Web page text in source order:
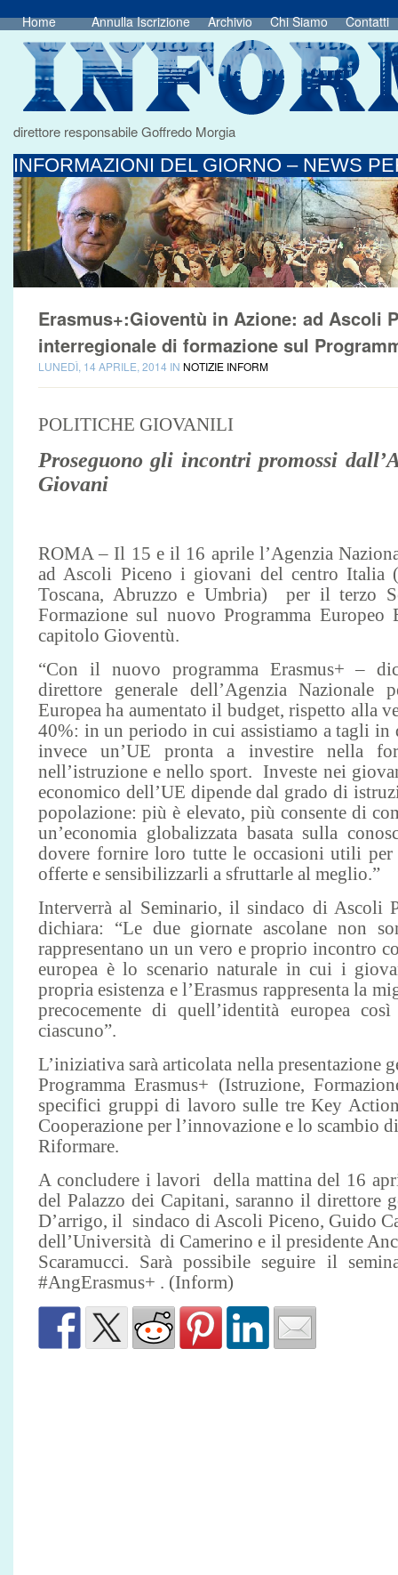
Home Annulla Iscrizione Archivio Chi Siamo Contatti
direttore responsabile Goffredo Morgia
INFORMAZIONI DEL GIORNO – NEWS
Erasmus+:Gioventù in Azione: ad Ascoli
interregionale di formazione sul
LUNEDÌ, 14 APRILE, 2014 IN NOTIZIE INFORM
POLITICHE GIOVANILI
Proseguono gli incontri promossi
Giovani
ROMA – Il 15 e il 16 aprile l’Agenzia
ad Ascoli Piceno i giovani del centro Italia
Toscana, Abruzzo e Umbria) per il terzo
Formazione sul nuovo Programma Europeo
capitolo Gioventù.
“Con il nuovo programma Erasmus+ –
direttore generale dell’Agenzia
Europea ha aumentato il budget, rispetto alla
40%: in un periodo in cui assistiamo a tagli in
invece un’UE pronta a investire nella
nell’istruzione e nello sport. Investe nei
economico dell’UE dipende dal grado di
popolazione: più è elevato, più consente di
un’economia globalizzata basata sulla
dovere fornire loro tutte le occasioni utili per
offerte e sensibilizzarli a sfruttarle al meglio.”
Interverrà al Seminario, il sindaco di Ascoli
dichiara: “Le due giornate ascolane non
rappresentano un un vero e proprio incontro
europea è lo scenario naturale in cui i
propria esistenza e l’Erasmus rappresenta la
precocemente di quell’identità europea
ciascuno”.
L’iniziativa sarà articolata nella presentazione
Programma Erasmus+ (Istruzione,
specifici gruppi di lavoro sulle tre Key
Cooperazione per l’innovazione e lo scambio
Riformare.
A concludere i lavori della mattina del 16
del Palazzo dei Capitani, saranno il direttore
D’arrigo, il sindaco di Ascoli Piceno, Guido
dell’Università di Camerino e il presidente
Scaramucci. Sarà possibile seguire il
#AngErasmus+ . (Inform)